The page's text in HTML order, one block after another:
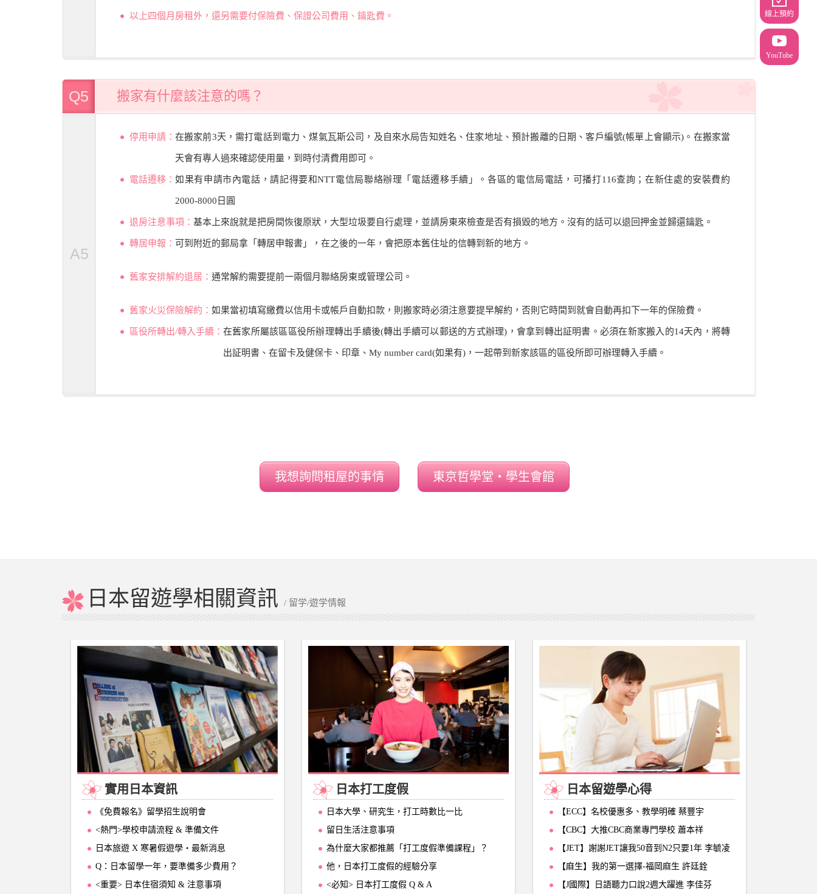
以上四個月房租外，還另需要付保險費、保證公司費用、鑰匙費。
Q5 搬家有什麼該注意的嗎？
A5
停用申請： 在搬家前3天，需打電話到電力、煤氣瓦斯公司，及自來水局告知姓名、住家地址、預計搬離的日期、客戶編號(帳單上會顯示)。在搬家當
天會有專人過來確認使用量，到時付清費用即可。
電話遷移： 如果有申請市內電話，請記得要和NTT電信局聯絡辦理「電話遷移手續」。各區的電信局電話，可播打116查詢；在新住處的安裝費約
2000-8000日圓
退房注意事項： 基本上來說就是把房間恢復原狀，大型垃圾要自行處理，並請房東來檢查是否有損毀的地方。沒有的話可以退回押金並歸還鑰匙。
轉居申報： 可到附近的郵局拿「轉居申報書」，在之後的一年，會把原本舊住址的信轉到新的地方。
舊家安排解約退居： 通常解約需要提前一兩個月聯絡房東或管理公司。
舊家火災保險解約： 如果當初填寫繳費以信用卡或帳戶自動扣款，則搬家時必須注意要提早解約，否則它時間到就會自動再扣下一年的保險費。
區役所轉出/轉入手續： 在舊家所屬該區區役所辦理轉出手續後(轉出手續可以郵送的方式辦理)，會拿到轉出証明書。必須在新家搬入的14天內，將轉
出証明書、在留卡及健保卡、印章、My number card(如果有)，一起帶到新家該區的區役所即可辦理轉入手續。
我想詢問租屋的事情 東京哲學堂‧學生會館
日本留遊學相關資訊/ 留学/遊学情報
實用日本資訊
《免費報名》留學招生說明會
<熱門>學校申請流程 & 準備文件
日本旅遊 X 寒暑假遊學‧最新消息
Q：日本留學一年，要準備多少費用？
<重要> 日本住宿須知 & 注意事項
日本打工度假
日本大學、研究生，打工時數比一比
留日生活注意事項
為什麼大家都推薦「打工度假準備課程」？
他，日本打工度假的經驗分享
<必知> 日本打工度假 Q & A
日本留遊學心得
【ECC】名校優惠多、教學明確 蔡豐宇
【CBC】大推CBC商業專門學校 蕭本祥
【JET】謝謝JET讓我50音到N2只要1年 李毓凌
【麻生】我的第一選擇-福岡麻生 許廷銓
【J國際】日語聽力口說2週大躍進 李佳芬
線上預約
YouTube